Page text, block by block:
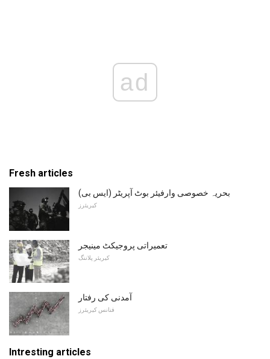
ad
Fresh articles
بحریہ خصوصی وارفیئر بوٹ آپریٹر (ایس بی)
کیریئرز
تعمیراتی پروجیکٹ مینیجر
کیریئر پلاننگ
آمدنی کی رفتار
فنانس کیریئرز
Intresting articles